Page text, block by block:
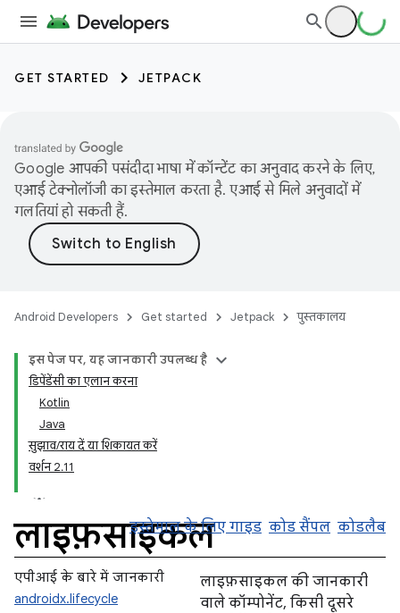
GET STARTED JETPACK
Google आपकी पसंदीदा भाषा में कॉन्टेंट का अनुवाद करने के लिए,
एआई टेक्नोलॉजी का इस्तेमाल करता है. एआई से मिले अनुवादों में
गलतियां हो सकती हैं.
Android Developers Get started Jetpack पुस्तकालय
इस पेज पर, यह जानकारी उपलब्ध है
डिपेंडेंसी का एलान करना
Kotlin
Java
सुझाव/राय दें या शिकायत करें
वर्शन 2.11
लाइफ़साइकल
इस्तेमाल के लिए गाइड कोड सैंपल कोडलैब
एपीआई के बारे में जानकारी
androidx.lifecycle
लाइफ़साइकल की जानकारी
वाले कॉम्पोनेंट, किसी दूसरे